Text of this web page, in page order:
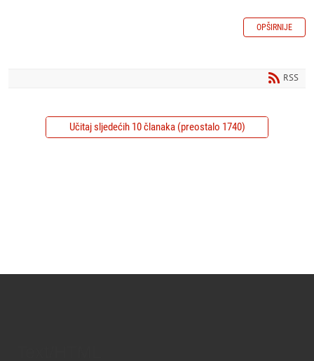
OPŠIRNIJE
RSS
Učitaj sljedećih 10 članaka (preostalo 1740)